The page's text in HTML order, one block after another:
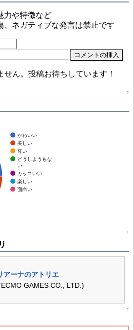
力や特徴など
、ネガティブな発言は禁止です
ん。投稿お待ちしています！
↑
かわいい
美しい
尊い
どうしようもな
い
カッコいい
楽しい
面白い
↑
アーナのアトリエ
GAMES CO., LTD.)
↑